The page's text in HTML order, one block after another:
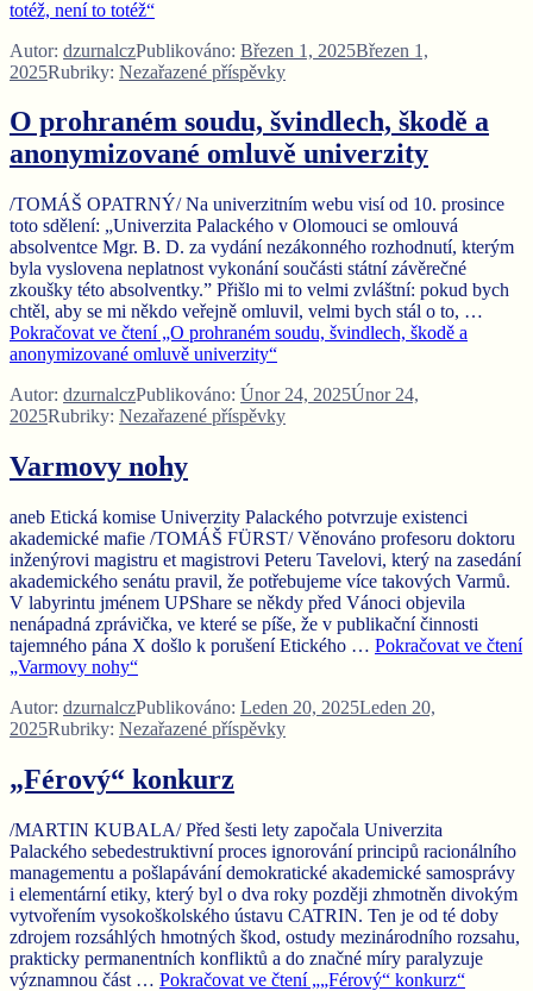
totéž, není to totéž“
Autor: dzurnalczPublikováno: Březen 1, 2025Březen 1,
2025Rubriky: Nezařazené příspěvky
O prohraném soudu, švindlech, škodě a
anonymizované omluvě univerzity
/TOMÁŠ OPATRNÝ/ Na univerzitním webu visí od 10. prosince
toto sdělení: „Univerzita Palackého v Olomouci se omlouvá
absolventce Mgr. B. D. za vydání nezákonného rozhodnutí, kterým
byla vyslovena neplatnost vykonání součásti státní závěrečné
zkoušky této absolventky.” Přišlo mi to velmi zvláštní: pokud bych
chtěl, aby se mi někdo veřejně omluvil, velmi bych stál o to, …
Pokračovat ve čtení„O prohraném soudu, švindlech, škodě a
anonymizované omluvě univerzity“
Autor: dzurnalczPublikováno: Únor 24, 2025Únor 24,
2025Rubriky: Nezařazené příspěvky
Varmovy nohy
aneb Etická komise Univerzity Palackého potvrzuje existenci
akademické mafie /TOMÁŠ FÜRST/ Věnováno profesoru doktoru
inženýrovi magistru et magistrovi Peteru Tavelovi, který na zasedání
akademického senátu pravil, že potřebujeme více takových Varmů.
V labyrintu jménem UPShare se někdy před Vánoci objevila
nenápadná zprávička, ve které se píše, že v publikační činnosti
tajemného pána X došlo k porušení Etického … Pokračovat ve čtení
„Varmovy nohy“
Autor: dzurnalczPublikováno: Leden 20, 2025Leden 20,
2025Rubriky: Nezařazené příspěvky
„Férový“ konkurz
/MARTIN KUBALA/ Před šesti lety započala Univerzita
Palackého sebedestruktivní proces ignorování principů racionálního
managementu a pošlapávání demokratické akademické samosprávy
i elementární etiky, který byl o dva roky později zhmotněn divokým
vytvořením vysokoškolského ústavu CATRIN. Ten je od té doby
zdrojem rozsáhlých hmotných škod, ostudy mezinárodního rozsahu,
prakticky permanentních konfliktů a do značné míry paralyzuje
významnou část … Pokračovat ve čtení„„Férový“ konkurz“